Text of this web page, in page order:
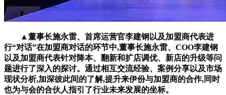
▲董事长施永雷、首席运营官李建钢以及加盟商代表进
行“对话”在加盟商对话的环节中,董事长施永雷、COO李建钢
以及加盟商代表针对降本、翻新和扩店调优、新店的升级等问
题进行了深入的探讨。通过相互交流经验、案例分享以及市场
现状分析,加深彼此间的了解,提升来伊份与加盟商的合作,同时
也为与会的合伙人指引了行业未来发展的坐标。